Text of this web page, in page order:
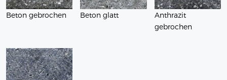
Beton gebrochen Beton glatt
Anthrazit
gebrochen